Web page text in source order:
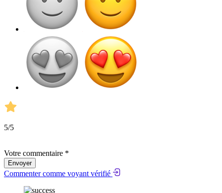
5/5
Votre commentaire *
Envoyer
Commenter comme voyant vérifié